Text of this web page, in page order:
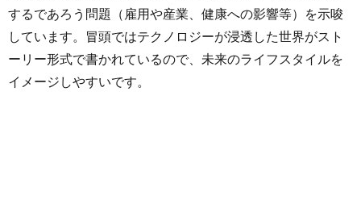
するであろう問題（雇用や産業、健康への影響等）を示唆
しています。冒頭ではテクノロジーが浸透した世界がスト
ーリー形式で書かれているので、未来のライフスタイルを
イメージしやすいです。